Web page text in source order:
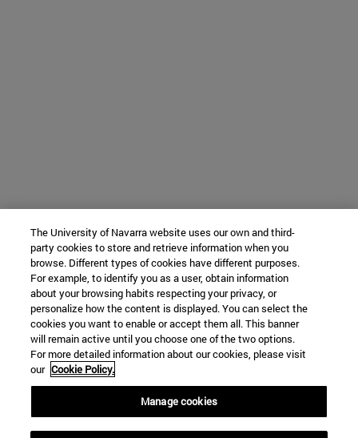
The University of Navarra website uses our own and third-
party cookies to store and retrieve information when you
browse. Different types of cookies have different purposes.
For example, to identify you as a user, obtain information
about your browsing habits respecting your privacy, or
personalize how the content is displayed. You can select the
cookies you want to enable or accept them all. This banner
will remain active until you choose one of the two options.
For more detailed information about our cookies, please visit
our Cookie Policy.
Manage cookies